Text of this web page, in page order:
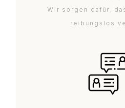
Wir sorgen dafür,
reibungslos